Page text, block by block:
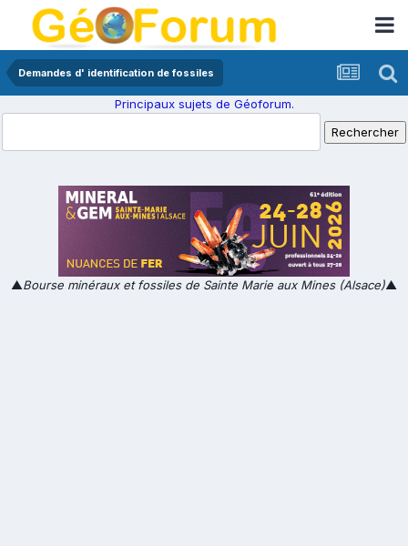
Demandes d' identification de fossiles
Principaux sujets de Géoforum.
▲Bourse minéraux et fossiles de Sainte Marie aux Mines (Alsace)▲